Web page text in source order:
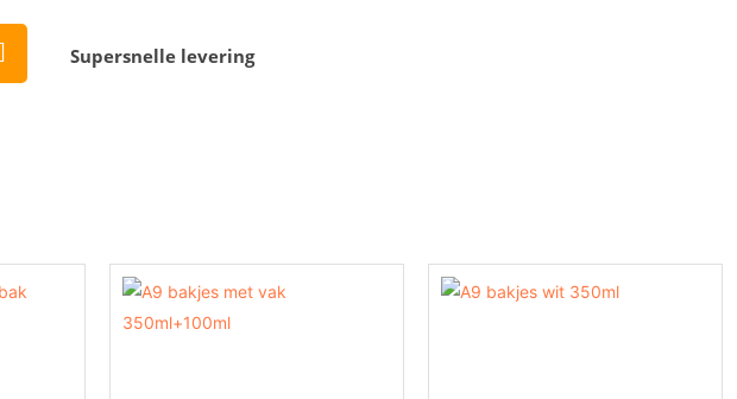
Supersnelle levering